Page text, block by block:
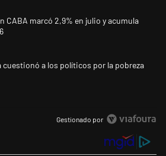
con más comentarios en los últimos
el título "La inflación en CABA marcó
CABA marcó 2,9% en julio y acumula
el título "García Cuerva cuestionó a los
cuestionó a los políticos por la pobreza
Gestionado por